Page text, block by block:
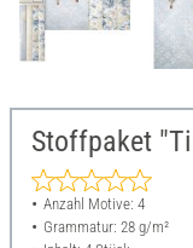
Stoffpaket
Anzahl Motive: 4
Grammatur: 28 g/m²